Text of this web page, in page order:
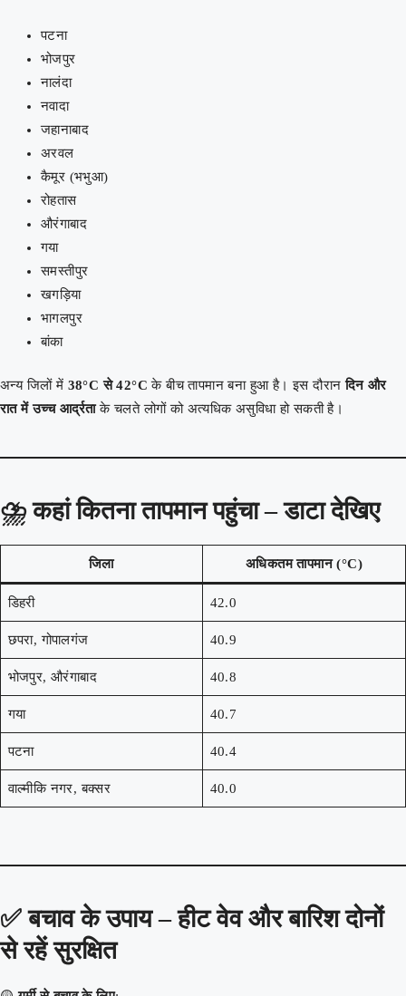
पटना
भोजपुर
नालंदा
नवादा
जहानाबाद
अरवल
कैमूर (भभुआ)
रोहतास
औरंगाबाद
गया
समस्तीपुर
खगड़िया
भागलपुर
बांका
अन्य जिलों में 38°C से 42°C के बीच तापमान बना हुआ है। इस दौरानदिन और
रात में उच्च आर्द्रताके चलते लोगों को अत्यधिक असुविधा हो सकती है।
⛈️कहां कितना तापमान पहुंचा – डाटा देखिए
जिला अधिकतम तापमान (°C)
डिहरी 42.0
छपरा, गोपालगंज 40.9
भोजपुर, औरंगाबाद 40.8
गया 40.7
पटना 40.4
वाल्मीकि नगर, बक्सर 40.0
✅बचाव के उपाय – हीट वेव और बारिश दोनों
से रहें सुरक्षित